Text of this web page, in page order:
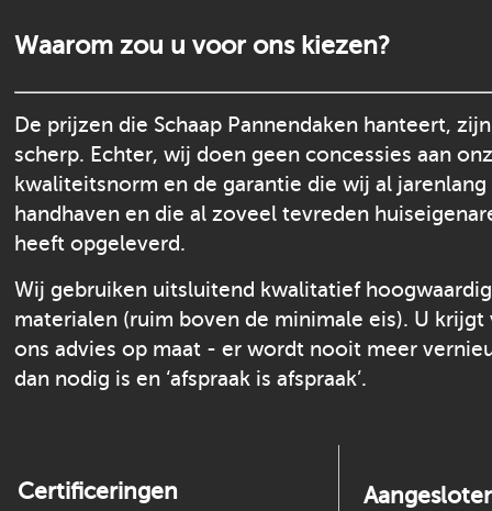
Waarom zou u voor ons kiezen?
De prijzen die Schaap Pannendaken hanteert,
scherp. Echter, wij doen geen concessies aan
kwaliteitsnorm en de garantie die wij al jarenlang
handhaven en die al zoveel tevreden
heeft opgeleverd.
Wij gebruiken uitsluitend kwalitatief
materialen (ruim boven de minimale eis). U krijgt
ons advies op maat - er wordt nooit meer
dan nodig is en ‘afspraak is afspraak’.
Certificeringen